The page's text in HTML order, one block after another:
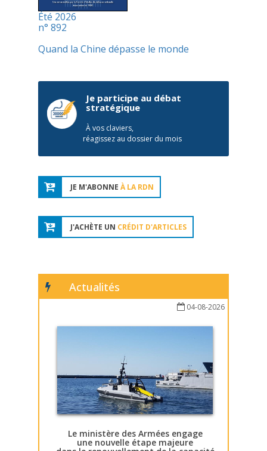
Été 2026
n° 892
Quand la Chine dépasse le monde
Je participe au débat
stratégique
À vos claviers,
réagissez au dossier du mois
JE M'ABONNE À LA RDN
J'ACHÈTE UN CRÉDIT D'ARTICLES
Actualités
04-08-2026
Le ministère des Armées engage
une nouvelle étape majeure